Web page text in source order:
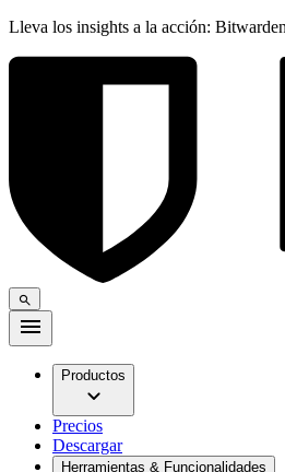
Lleva los insights a la acción:
Productos
Precios
Descargar
Herramientas & Funcionalidades